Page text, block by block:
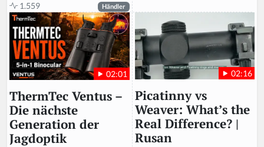
1.559 Händler
02:01
ThermTec Ventus –
Die nächste
Generation der
Jagdoptik
02:16
Picatinny vs
Weaver: What’s the
Real Difference? |
Rusan